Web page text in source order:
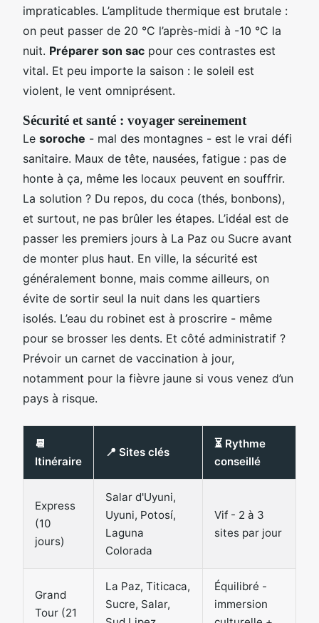
impraticables. L’amplitude thermique est brutale :
on peut passer de 20 °C l’après-midi à -10 °C la
nuit. Préparer son sac pour ces contrastes est
vital. Et peu importe la saison : le soleil est
violent, le vent omniprésent.
Sécurité et santé : voyager sereinement
Le soroche - mal des montagnes - est le vrai défi
sanitaire. Maux de tête, nausées, fatigue : pas de
honte à ça, même les locaux peuvent en souffrir.
La solution ? Du repos, du coca (thés, bonbons),
et surtout, ne pas brûler les étapes. L’idéal est de
passer les premiers jours à La Paz ou Sucre avant
de monter plus haut. En ville, la sécurité est
généralement bonne, mais comme ailleurs, on
évite de sortir seul la nuit dans les quartiers
isolés. L’eau du robinet est à proscrire - même
pour se brosser les dents. Et côté administratif ?
Prévoir un carnet de vaccination à jour,
notamment pour la fièvre jaune si vous venez d’un
pays à risque.
📆
Itinéraire
📍 Sites clés
⏳ Rythme
conseillé
Express
(10
jours)
Salar d'Uyuni,
Uyuni, Potosí,
Laguna
Colorada
Vif - 2 à 3
sites par jour
Grand
Tour (21
La Paz, Titicaca,
Sucre, Salar,
Équilibré -
immersion